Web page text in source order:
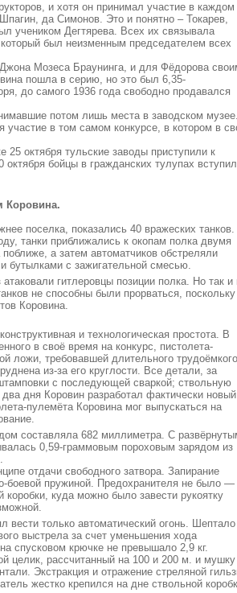
и хотя он принимал участие в каждом
да Симонов. Это и понятно – Токарев,
учеником Дегтярева. Всех их связывала
был неизменным председателем всех
Мозеса Браунинга, и для Фёдорова
пошла в серию, но это был 6,35-
до самого 1936 года свободно продавался
потом лишь места в заводском музее.
в том самом конкурсе, в котором в
октября тульские заводы приступили к
бойцы в гражданских тулупах
Коровина.
поселка, показались 40 вражеских танков.
танки приближались к окопам полка двумя
а затем автоматчиков обстреляли
бутылками с зажигательной смесью.
гитлеровцы позиции полка. Но так и
не способны были прорваться,
Коровина.
и технологическая простота. В
в своё время на конкурс, пистолета-
ложи, требовавшей длительного трудоёмкого
из-за его круглости. Все детали, за
с последующей сваркой; ствольную
дня Коровин разработал фактически новый
пулемёта Коровина мог выпускаться на
составляла 682 миллиметра. С
0,59-граммовым пороховым зарядом из
отдачи свободного затвора. Запирание
боевой пружиной. Предохранителя не было —
куда можно было завести рукоятку
вести только автоматический огонь. Шептало
выстрела за счет уменьшения хода
спусковом крючке не превышало 2,9 кг.
целик, рассчитанный на 100 и 200 м. и мушку
Экстракция и отражение стреляной
жестко крепился на дне ствольной